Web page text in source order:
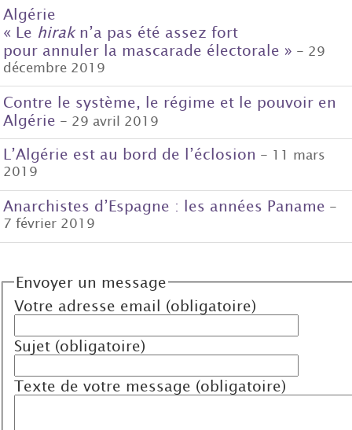
Algérie
« Le hirakn’a pas été assez fort
pour annuler la mascarade électorale » - 29
décembre 2019
Contre le système, le régime et le pouvoir en
Algérie - 29 avril 2019
L’Algérie est au bord de l’éclosion - 11 mars
2019
Anarchistes d’Espagne : les années Paname -
7 février 2019
Envoyer un message
Votre adresse email (obligatoire)
Sujet (obligatoire)
Texte de votre message (obligatoire)